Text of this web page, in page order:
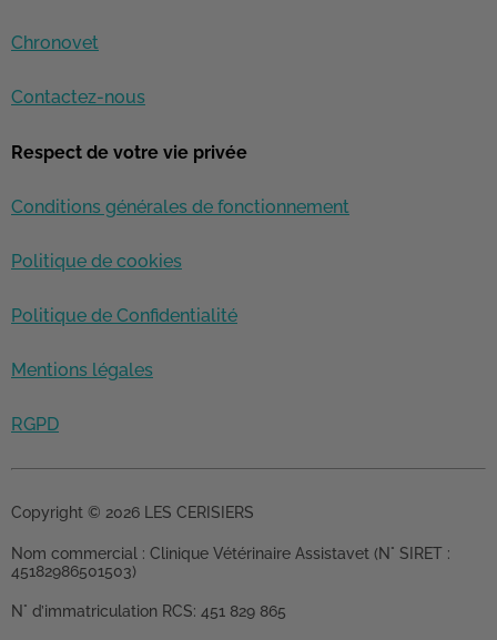
Chronovet
Contactez-nous
Respect de votre vie privée
Conditions générales de fonctionnement
Politique de cookies
Politique de Confidentialité
Mentions légales
RGPD
Copyright © 2026 LES CERISIERS
Nom commercial : Clinique Vétérinaire Assistavet (N° SIRET :
45182986501503)
N° d’immatriculation RCS: 451 829 865